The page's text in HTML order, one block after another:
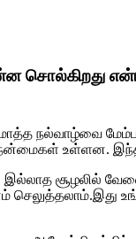
சொல்கிறது
நல்வாழ்வை
நன்மைகள் உள்ளன.
இல்லாத சூழலில்